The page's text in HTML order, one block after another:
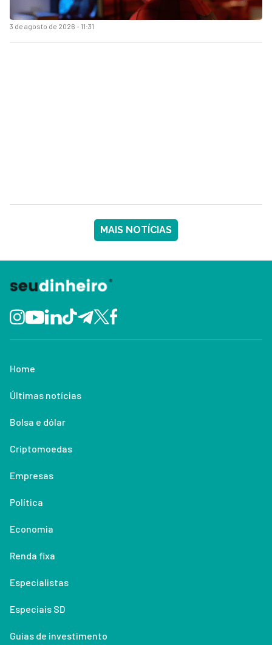
3 de agosto de 2026 - 11:31
MAIS NOTÍCIAS
Home
Últimas notícias
Bolsa e dólar
Criptomoedas
Empresas
Política
Economia
Renda fixa
Especialistas
Especiais SD
Guias de investimento